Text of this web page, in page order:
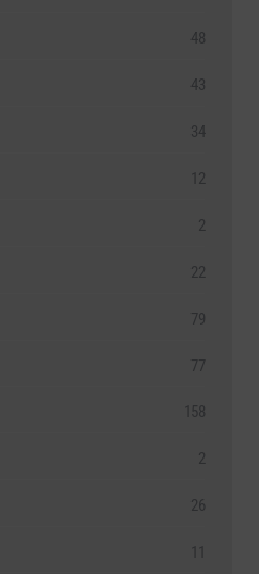
48
43
34
12
2
22
79
77
158
2
26
11